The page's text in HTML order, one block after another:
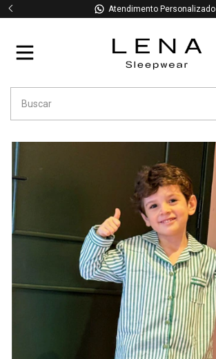
Atendimento Personalizado